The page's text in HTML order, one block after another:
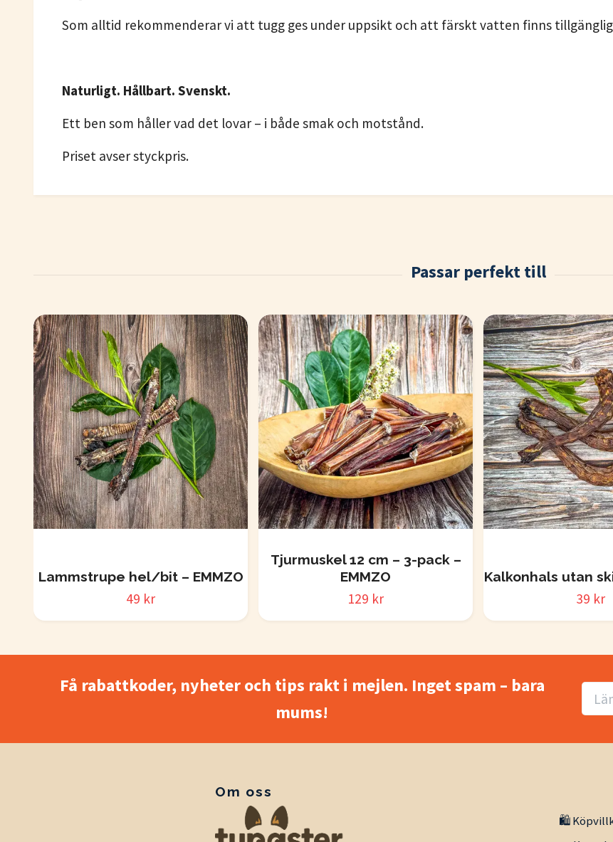
Som alltid rekommenderar vi att tugg ges under uppsikt och att färskt vatten finns
Naturligt. Hållbart. Svenskt.
Ett ben som håller vad det lovar – i både smak och motstånd.
Priset avser styckpris.
Lammstrupe hel/bit – EMMZO
49 kr
Tjurmuskel 12 cm – 3-pack –
EMMZO
129 kr
Kalkonhals utan
39 kr
Få rabattkoder, nyheter och tips rakt i mejlen. Inget spam – bara
mums!
Om oss
🛍️